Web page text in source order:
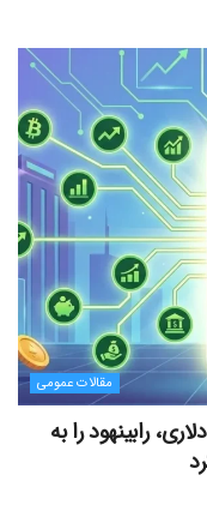
مقالات عمومی
۱۰۰ میلیون دلاری، رابینهود را به